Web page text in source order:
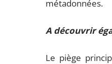
métadonnées.
A découvrir
Le piège